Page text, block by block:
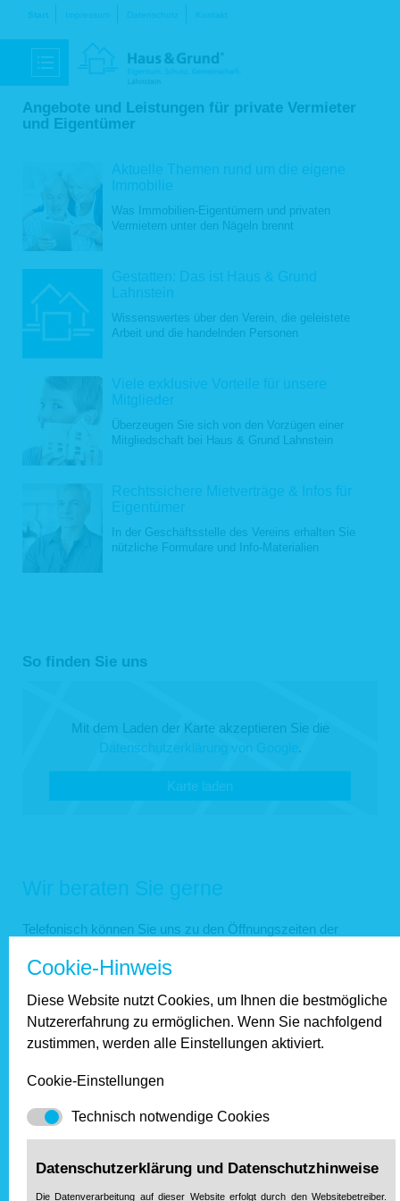
Navigation
Start Impressum Datenschutz Kontakt
Angebote und Leistungen für private Vermieter
und Eigentümer
Aktuelle Themen rund um die eigene
Immobilie
Was Immobilien-Eigentümern und privaten
Vermietern unter den Nägeln brennt
Gestatten: Das ist Haus & Grund
Lahnstein
Wissenswertes über den Verein, die geleistete
Arbeit und die handelnden Personen
Viele exklusive Vorteile für unsere
Mitglieder
Überzeugen Sie sich von den Vorzügen einer
Mitgliedschaft bei Haus & Grund Lahnstein
Rechtssichere Mietverträge & Infos für
Eigentümer
In der Geschäftsstelle des Vereins erhalten Sie
nützliche Formulare und Info-Materialien
So finden Sie uns
Mit dem Laden der Karte akzeptieren Sie die
Datenschutzerklärung von Google.
Karte laden
Wir beraten Sie gerne
Telefonisch können Sie uns zu den Öffnungszeiten der
18 Uhr telefonisch unter 0 26 21 / 18 04 00 erreichen.
Anrufbeantworter sprechen. Wir rufen dann zurück.
Infos zurpersönlichen Rechtsberatungin unserer
Sprechstunden in Bad Ems und Nastätten
Unsere Partner
Cookie-Hinweis
Diese Website nutzt Cookies, um Ihnen die bestmögliche
Nutzererfahrung zu ermöglichen. Wenn Sie nachfolgend
zustimmen, werden alle Einstellungen aktiviert.
Cookie-Einstellungen
Technisch notwendige Cookies
Datenschutzerklärung und Datenschutzhinweise
Die Datenverarbeitung auf dieser Website erfolgt durch den Websitebetreiber.